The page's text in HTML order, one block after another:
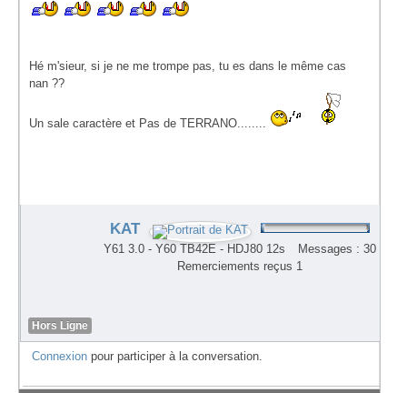
Hé m'sieur, si je ne me trompe pas, tu es dans le même cas
nan ??
Un sale caractère et Pas de TERRANO........
KAT
Y61 3.0 - Y60 TB42E - HDJ80 12s
Messages : 30
Remerciements reçus 1
Hors Ligne
Connexion pour participer à la conversation.